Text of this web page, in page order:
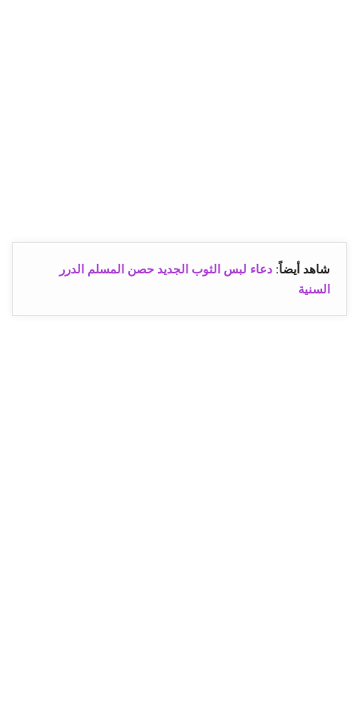
شاهد أيضاً: دعاء لبس الثوب الجديد حصن المسلم الدرر
السنية